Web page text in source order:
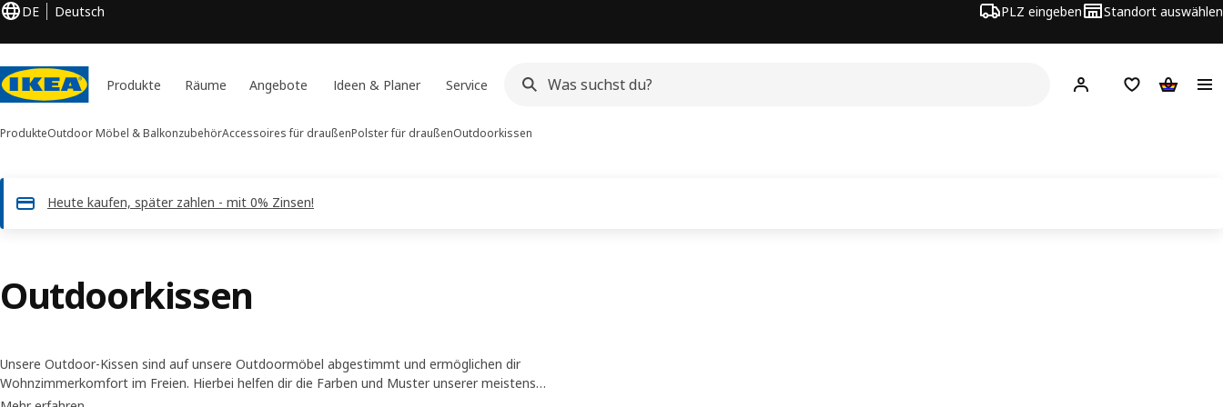
DE Deutsch PLZ eingeben Standort auswählen
Produkte Räume Angebote Ideen & Planer Service Hej! Hier einloggen
Merkzettel
ProdukteOutdoor Möbel & BalkonzubehörAccessoires für draußenPolster für draußenOutdoorkissen
Heute kaufen, später zahlen - mit 0% Zinsen!
Outdoorkissen
Unsere Outdoor-Kissen sind auf unsere Outdoormöbel abgestimmt und ermöglichen dir
Wohnzimmerkomfort im Freien. Hierbei helfen dir die Farben und Muster unserer meistens
abnehmbaren und waschbaren Bezüge, ein wunderbares Ambiente auf deinem Balkon oder deiner